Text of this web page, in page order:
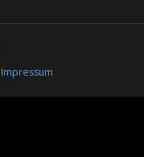
Impressum